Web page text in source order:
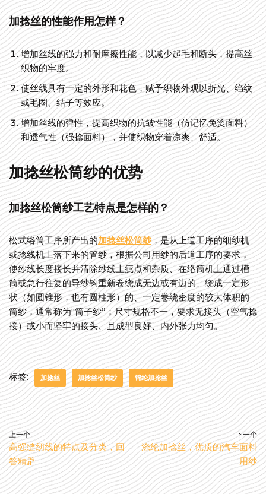
加捻丝的性能作用怎样？
增加丝线的强力和耐摩擦性能，以减少起毛和断头，提高丝
织物的牢度。
使丝线具有一定的外形和花色，赋予织物外观以折光、绉纹
或毛圈、结子等效应。
增加丝线的弹性，提高织物的抗皱性能（仿记忆免烫面料）
和透气性（强捻面料），并使织物穿着凉爽、舒适。
加捻丝松筒纱的优势
加捻丝松筒纱工艺特点是怎样的？
松式络筒工序所产出的加捻丝松筒纱，是从上道工序的细纱机
或捻线机上落下来的管纱，根据公司用纱的后道工序的要求，
使纱线长度接长并清除纱线上疵点和杂质、在络筒机上通过槽
筒或急行往复的导纱钩重新卷绕成无边或有边的、绕成一定形
状（如圆锥形，也有圆柱形）的、一定卷绕密度的较大体积的
筒纱，通常称为“筒子纱”；尺寸规格不一，要求无接头（空气捻
接）或小而坚牢的接头、且成型良好、内外张力均匀。
标签: 加捻丝 加捻丝松筒纱 锦纶加捻丝
上一个
高强缝纫线的特点及分类，回
答精辟
下一个
涤纶加捻丝，优质的汽车面料
用纱